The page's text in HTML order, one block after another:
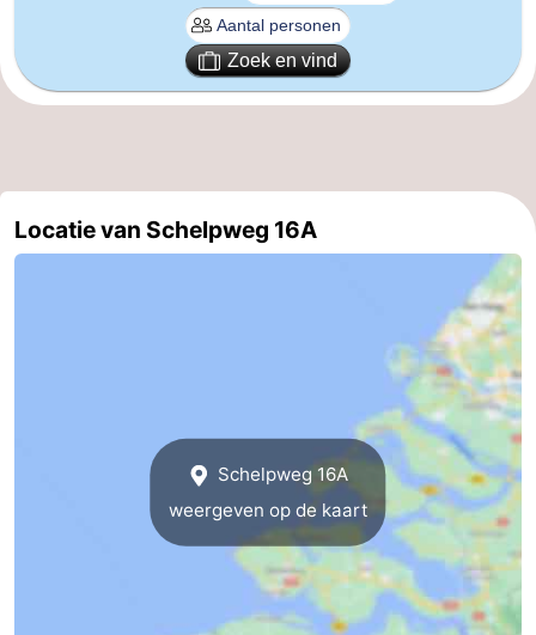
Oranjezon
Oostkapelle
-
de
Mantelingen
Westkapelle
-
Zoutelande
-
Zoek en vind
Locatie van Schelpweg 16A
Schelpweg 16A
weergeven op de kaart